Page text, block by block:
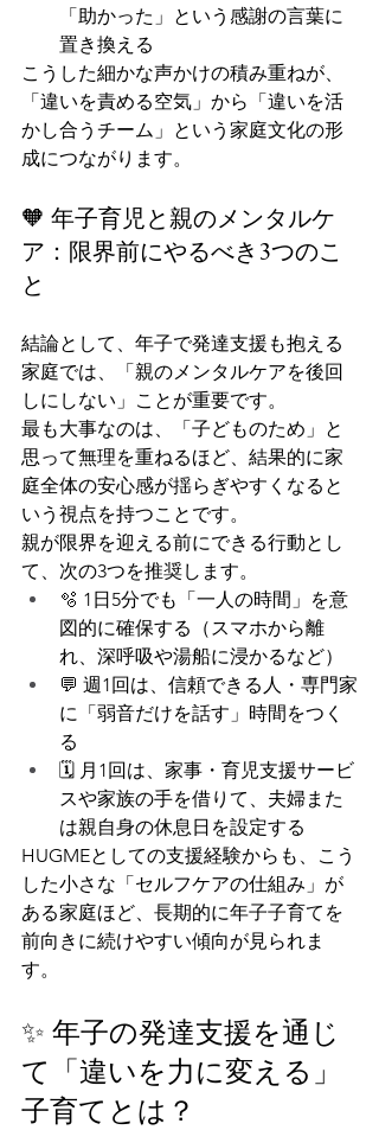
「助かった」という感謝の言葉に
置き換える
こうした細かな声かけの積み重ねが、
「違いを責める空気」から「違いを活
かし合うチーム」という家庭文化の形
成につながります。
🧡 年子育児と親のメンタルケ
ア：限界前にやるべき3つのこ
と
結論として、年子で発達支援も抱える
家庭では、「親のメンタルケアを後回
しにしない」ことが重要です。
最も大事なのは、「子どものため」と
思って無理を重ねるほど、結果的に家
庭全体の安心感が揺らぎやすくなると
いう視点を持つことです。
親が限界を迎える前にできる行動とし
て、次の3つを推奨します。
🫧 1日5分でも「一人の時間」を意
図的に確保する（スマホから離
れ、深呼吸や湯船に浸かるなど）
💬 週1回は、信頼できる人・専門家
に「弱音だけを話す」時間をつく
る
🗓️ 月1回は、家事・育児支援サービ
スや家族の手を借りて、夫婦また
は親自身の休息日を設定する
HUGMEとしての支援経験からも、こう
した小さな「セルフケアの仕組み」が
ある家庭ほど、長期的に年子子育てを
前向きに続けやすい傾向が見られま
す。
✨ 年子の発達支援を通じ
て「違いを力に変える」
子育てとは？